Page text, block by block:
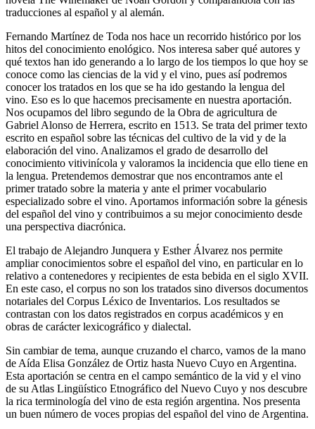
traducciones al español y al alemán.
Fernando Martínez de Toda nos hace un recorrido histórico por los
hitos del conocimiento enológico. Nos interesa saber qué autores y
qué textos han ido generando a lo largo de los tiempos lo que hoy se
conoce como las ciencias de la vid y el vino, pues así podremos
conocer los tratados en los que se ha ido gestando la lengua del
vino. Eso es lo que hacemos precisamente en nuestra aportación.
Nos ocupamos del libro segundo de la Obra de agricultura de
Gabriel Alonso de Herrera, escrito en 1513. Se trata del primer texto
escrito en español sobre las técnicas del cultivo de la vid y de la
elaboración del vino. Analizamos el grado de desarrollo del
conocimiento vitivinícola y valoramos la incidencia que ello tiene en
la lengua. Pretendemos demostrar que nos encontramos ante el
primer tratado sobre la materia y ante el primer vocabulario
especializado sobre el vino. Aportamos información sobre la génesis
del español del vino y contribuimos a su mejor conocimiento desde
una perspectiva diacrónica.
El trabajo de Alejandro Junquera y Esther Álvarez nos permite
ampliar conocimientos sobre el español del vino, en particular en lo
relativo a contenedores y recipientes de esta bebida en el siglo XVII.
En este caso, el corpus no son los tratados sino diversos documentos
notariales del Corpus Léxico de Inventarios. Los resultados se
contrastan con los datos registrados en corpus académicos y en
obras de carácter lexicográfico y dialectal.
Sin cambiar de tema, aunque cruzando el charco, vamos de la mano
de Aída Elisa González de Ortiz hasta Nuevo Cuyo en Argentina.
Esta aportación se centra en el campo semántico de la vid y el vino
de su Atlas Lingüístico Etnográfico del Nuevo Cuyo y nos descubre
la rica terminología del vino de esta región argentina. Nos presenta
un buen número de voces propias del español del vino de Argentina.